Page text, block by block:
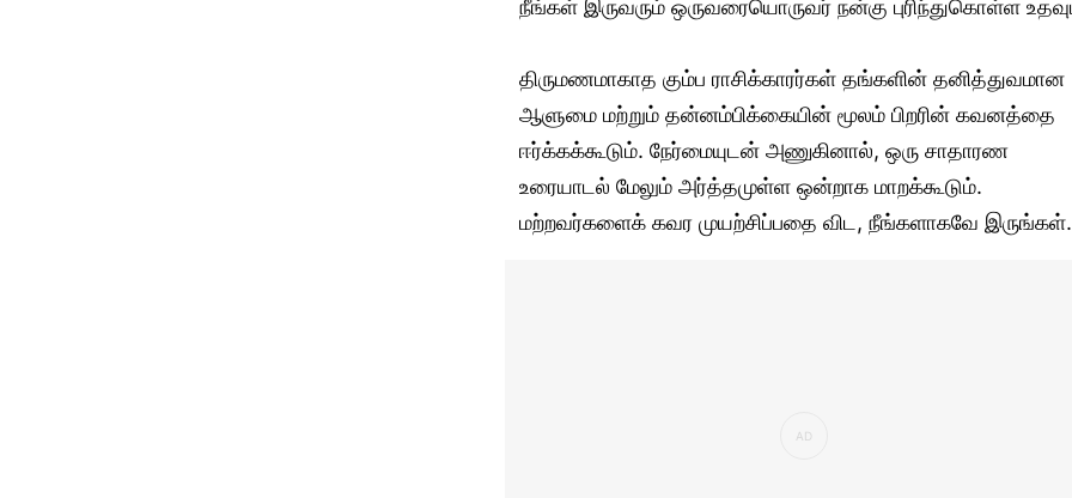
நீங்கள் இருவரும் ஒருவரையொருவர் நன்கு புரிந்துகொள்ள
திருமணமாகாத கும்ப ராசிக்காரர்கள் தங்களின் தனித்துவமான
ஆளுமை மற்றும் தன்னம்பிக்கையின் மூலம் பிறரின் கவனத்தை
ஈர்க்கக்கூடும். நேர்மையுடன் அணுகினால், ஒரு சாதாரண
உரையாடல் மேலும் அர்த்தமுள்ள ஒன்றாக மாறக்கூடும்.
மற்றவர்களைக் கவர முயற்சிப்பதை விட, நீங்களாகவே இருங்கள்.